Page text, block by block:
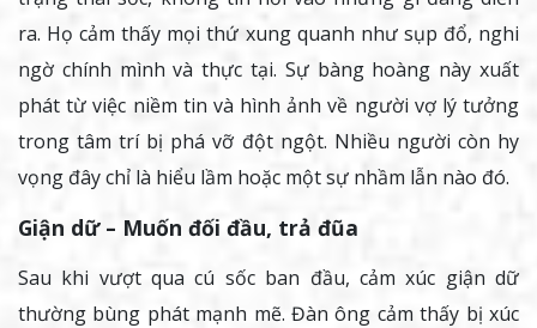
ra. Họ cảm thấy mọi thứ xung quanh như sụp đổ, nghi
ngờ chính mình và thực tại. Sự bàng hoàng này xuất
phát từ việc niềm tin và hình ảnh về người vợ lý tưởng
trong tâm trí bị phá vỡ đột ngột. Nhiều người còn hy
vọng đây chỉ là hiểu lầm hoặc một sự nhầm lẫn nào đó.
Giận dữ – Muốn đối đầu, trả đũa
Sau khi vượt qua cú sốc ban đầu, cảm xúc giận dữ
thường bùng phát mạnh mẽ. Đàn ông cảm thấy bị xúc